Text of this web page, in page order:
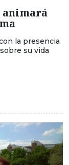
animará
la presencia
su vida